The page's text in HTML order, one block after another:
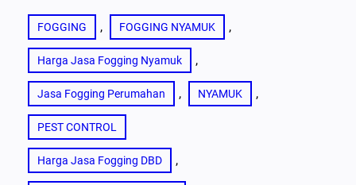
FOGGING , FOGGING NYAMUK ,
Harga Jasa Fogging Nyamuk ,
Jasa Fogging Perumahan , NYAMUK ,
PEST CONTROL
Harga Jasa Fogging DBD ,